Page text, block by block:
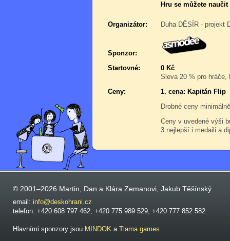
Hru se můžete
Organizátor: Duha DĚSÍR - projekt
Sponzor:
Startovné:
0 Kč
Sleva 20 % pro
Ceny:
1. cena: Kapitán Flip
Drobné ceny
Ceny v uvedené výši
3 nejlepší i medaili a
© 2001–2026 Martin, Dan a Klára Zemanovi, Jakub Těšínský
email: info@deskohrani.cz
telefon: +420 608 797 462; +420 775 989 529; +420 777 852 582
Hlavními sponzory jsou MINDOK a Tlama games.